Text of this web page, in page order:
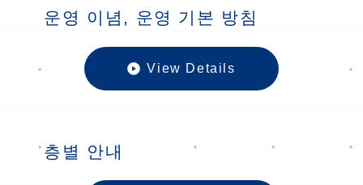
운영 이념, 운영 기본 방침
View Details
층별 안내